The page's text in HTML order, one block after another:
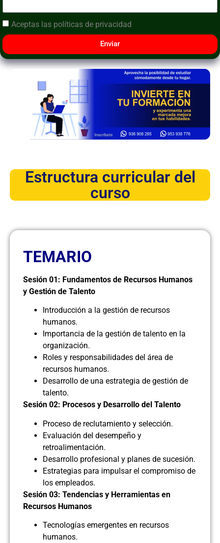
Aceptas las políticas de privacidad
Enviar
Estructura curricular del
curso
TEMARIO
Sesión 01: Fundamentos de Recursos Humanos
y Gestión de Talento
Introducción a la gestión de recursos
humanos.
Importancia de la gestión de talento en la
organización.
Roles y responsabilidades del área de
recursos humanos.
Desarrollo de una estrategia de gestión de
talento.
Sesión 02: Procesos y Desarrollo del Talento
Proceso de reclutamiento y selección.
Evaluación del desempeño y
retroalimentación.
Desarrollo profesional y planes de sucesión.
Estrategias para impulsar el compromiso de
los empleados.
Sesión 03: Tendencias y Herramientas en
Recursos Humanos
Tecnologías emergentes en recursos
humanos.